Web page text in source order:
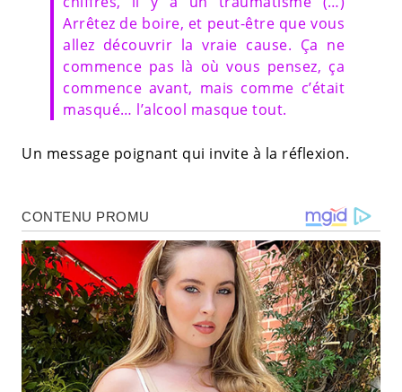
Arrêtez de boire, et peut-être que vous
allez découvrir la vraie cause. Ça ne
commence pas là où vous pensez, ça
commence avant, mais comme c’était
masqué… l’alcool masque tout.
Un message poignant qui invite à la réflexion.